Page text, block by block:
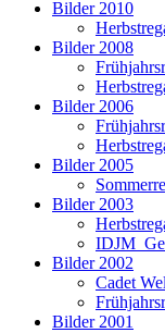
Bilder 2010
Bilder 2008
Bilder 2006
Bilder 2005
Bilder 2003
Bilder 2002
Cadet
Bilder 2001